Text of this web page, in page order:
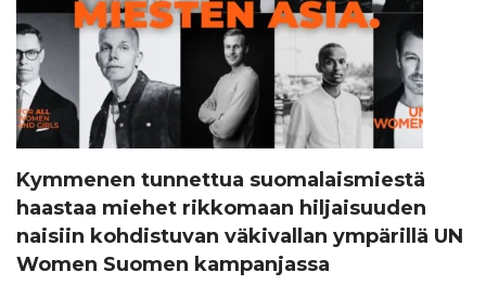
Kymmenen tunnettua suomalaismiestä
haastaa miehet rikkomaan hiljaisuuden
naisiin kohdistuvan väkivallan ympärillä UN
Women Suomen kampanjassa